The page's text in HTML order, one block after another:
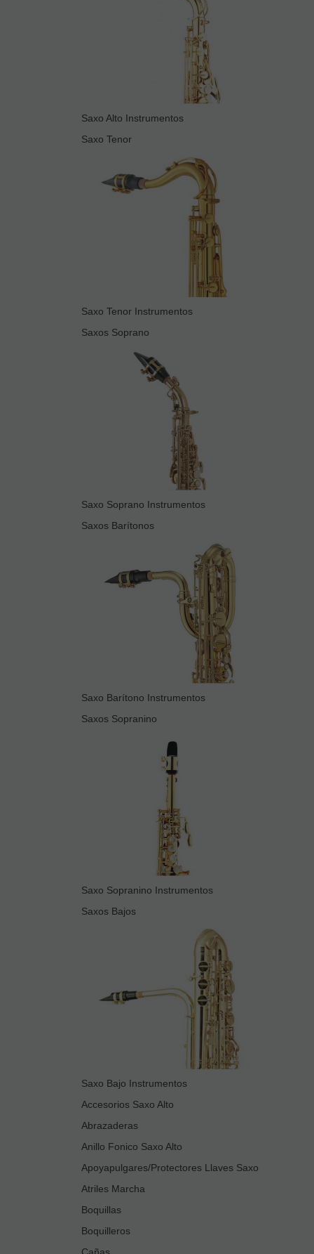
Saxo Alto Instrumentos
Saxo Tenor
Saxo Tenor Instrumentos
Saxos Soprano
Saxo Soprano Instrumentos
Saxos Barítonos
Saxo Barítono Instrumentos
Saxos Sopranino
Saxo Sopranino Instrumentos
Saxos Bajos
Saxo Bajo Instrumentos
Accesorios Saxo Alto
Abrazaderas
Anillo Fonico Saxo Alto
Apoyapulgares/Protectores Llaves Saxo
Atriles Marcha
Boquillas
Boquilleros